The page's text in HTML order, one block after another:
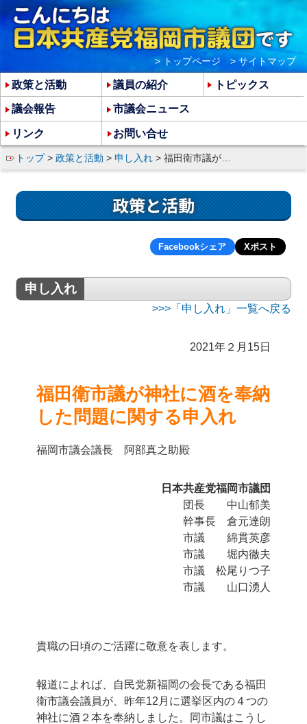
トップ> 政策と活動 > 申し入れ > 福田衛市議が神社に酒を奉納した問題に関する申入れ
政策と活動
Facebookシェア Xポスト
申し入れ
「申し入れ」一覧へ戻る
2021年２月15日
福田衛市議が神社に酒を奉納
した問題に関する申入れ
福岡市議会議長 阿部真之助殿
日本共産党福岡市議団
団長 中山郁美
幹事長 倉元達朗
市議 綿貫英彦
市議 堀内徹夫
市議 松尾りつ子
市議 山口湧人
貴職の日頃のご活躍に敬意を表します。
報道によれば、自民党新福岡の会長である福田
衛市議会議員が、昨年12月に選挙区内の４つの
神社に酒２本を奉納しました。同市議はこうし
政策と活動 議員の紹介 トピックス
議会報告 市議会ニュース
リンク お問い合せ
> トップページ > サイトマップ